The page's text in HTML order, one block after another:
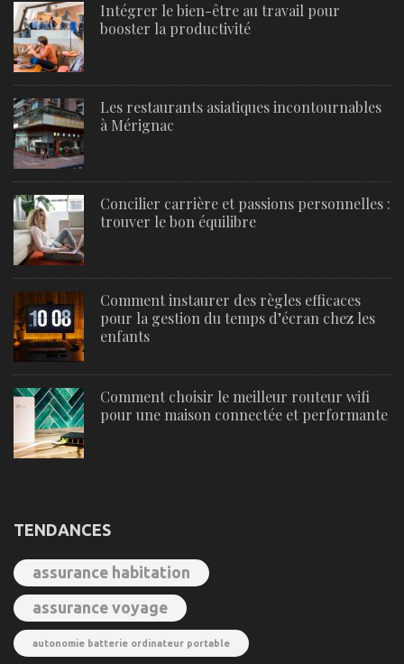
Intégrer le bien-être au travail pour
booster la productivité
Les restaurants asiatiques incontournables
à Mérignac
Concilier carrière et passions personnelles :
trouver le bon équilibre
Comment instaurer des règles efficaces
pour la gestion du temps d’écran chez les
enfants
Comment choisir le meilleur routeur wifi
pour une maison connectée et performante
TENDANCES
assurance habitation
assurance voyage
autonomie batterie ordinateur portable